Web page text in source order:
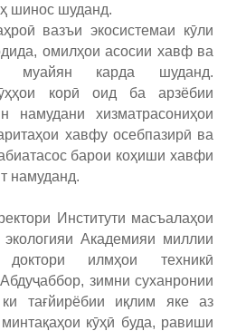
шинос шуданд.
вазъи экосистемаи кӯли
омилҳои асосии хавф ва
муайян карда шуданд.
корӣ оид ба арзёбии
намудани хизматрасониҳои
хавфу осебпазирӣ ва
барои коҳиши хавфи
намуданд.
Институти масъалаҳои
экологияи Академияи миллии
доктори илмҳои техникӣ
зимни суханронии
тағйирёбии иқлим яке аз
кӯҳӣ буда, равиши